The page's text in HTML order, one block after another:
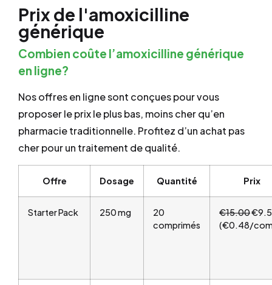
Prix de l'amoxicilline
générique
Combien coûte l’amoxicilline générique
en ligne?
Nos offres en ligne sont conçues pour vous
proposer le prix le plus bas, moins cher qu’en
pharmacie traditionnelle. Profitez d’un achat pas
cher pour un traitement de qualité.
Offre Dosage Quantité Prix
Starter Pack 250 mg
20
comprimés
€15.00
(€0.48/